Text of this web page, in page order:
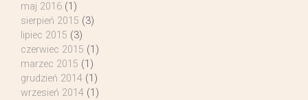
maj 2016 (1)
sierpień 2015 (3)
lipiec 2015 (3)
czerwiec 2015 (1)
marzec 2015 (1)
grudzień 2014 (1)
wrzesień 2014 (1)